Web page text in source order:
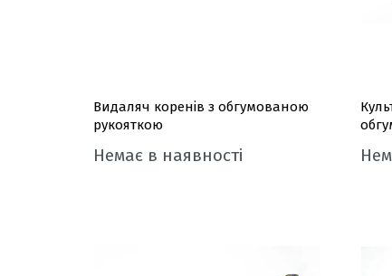
Видаляч коренів з обгумованою
рукояткою
Немає в наявності